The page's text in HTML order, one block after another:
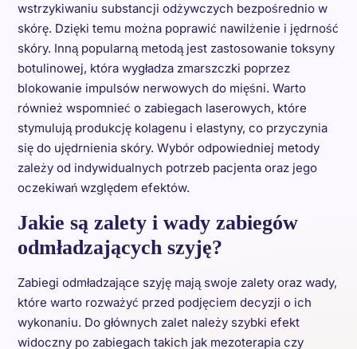
wstrzykiwaniu substancji odżywczych bezpośrednio w
skórę. Dzięki temu można poprawić nawilżenie i jędrność
skóry. Inną popularną metodą jest zastosowanie toksyny
botulinowej, która wygładza zmarszczki poprzez
blokowanie impulsów nerwowych do mięśni. Warto
również wspomnieć o zabiegach laserowych, które
stymulują produkcję kolagenu i elastyny, co przyczynia
się do ujędrnienia skóry. Wybór odpowiedniej metody
zależy od indywidualnych potrzeb pacjenta oraz jego
oczekiwań względem efektów.
Jakie są zalety i wady zabiegów
odmładzających szyję?
Zabiegi odmładzające szyję mają swoje zalety oraz wady,
które warto rozważyć przed podjęciem decyzji o ich
wykonaniu. Do głównych zalet należy szybki efekt
widoczny po zabiegach takich jak mezoterapia czy